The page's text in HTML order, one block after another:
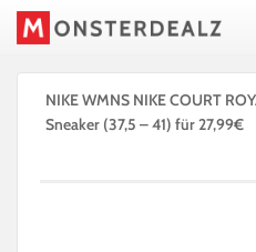
NIKE WMNS NIKE COURT
Sneaker (37,5 – 41) für 27,99€